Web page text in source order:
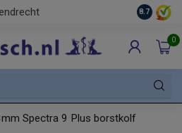
8.7
0
Spectra 9 Plus borstkolf